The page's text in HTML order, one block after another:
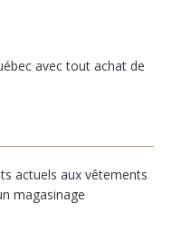
avec tout achat de
actuels aux vêtements
magasinage